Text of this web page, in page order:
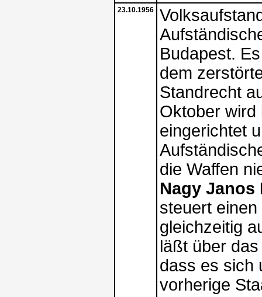
23.10.1956
Budapest.
dem
Standrecht
Oktober wird
eingerichtet
die Waffen
Nagy Janos
steuert
gleichzeitig
läßt über
dass es sich
vorherige